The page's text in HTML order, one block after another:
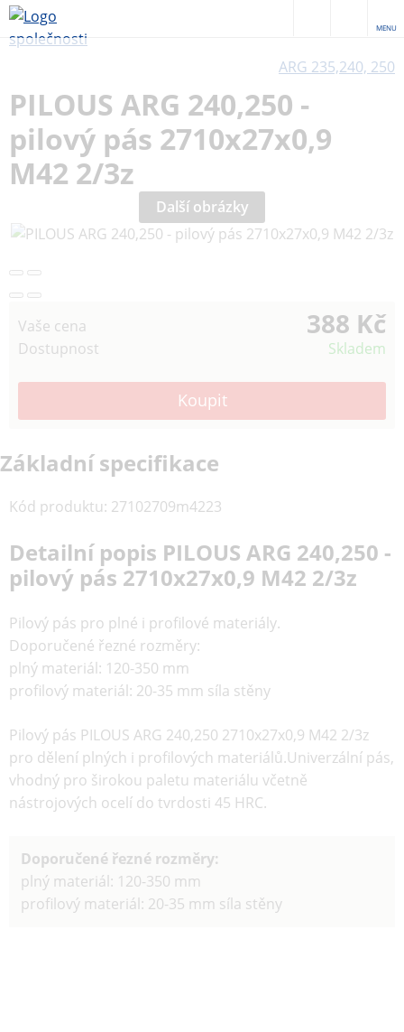
MENU
ARG 235,240, 250
PILOUS ARG 240,250 -
pilový pás 2710x27x0,9
M42 2/3z
Další obrázky
Vaše cena 388 Kč
Dostupnost Skladem
Základní specifikace
Kód produktu: 27102709m4223
Detailní popis PILOUS ARG 240,250 -
pilový pás 2710x27x0,9 M42 2/3z
Pilový pás pro plné i profilové materiály.
Doporučené řezné rozměry:
plný materiál: 120-350 mm
profilový materiál: 20-35 mm síla stěny
Pilový pás PILOUS ARG 240,250 2710x27x0,9 M42 2/3z
pro dělení plných i profilových materiálů.Univerzální pás,
vhodný pro širokou paletu materiálu včetně
nástrojových ocelí do tvrdosti 45 HRC.
Doporučené řezné rozměry:
plný materiál: 120-350 mm
profilový materiál: 20-35 mm síla stěny